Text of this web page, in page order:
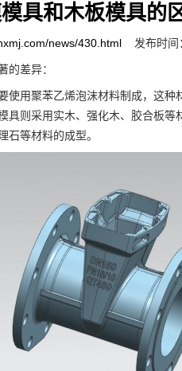
具和木板模具的
news/430.html 发布时
差异：
用聚苯乙烯泡沫材料制成，这种
具则采用实木、强化木、胶合板
石等材料的成型。